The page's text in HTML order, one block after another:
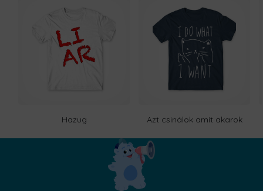
Hazug Azt csinálok amit akarok